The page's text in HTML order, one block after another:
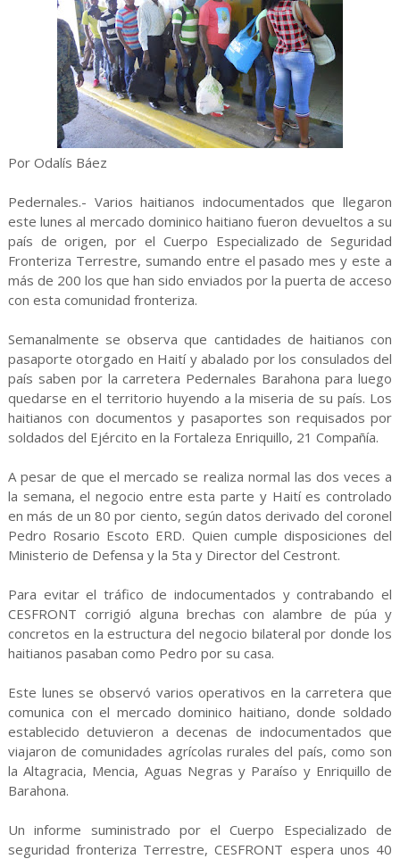
Por Odalís Báez
Pedernales.- Varios haitianos indocumentados que llegaron
este lunes al mercado dominico haitiano fueron devueltos a su
país de origen, por el Cuerpo Especializado de Seguridad
Fronteriza Terrestre, sumando entre el pasado mes y este a
más de 200 los que han sido enviados por la puerta de acceso
con esta comunidad fronteriza.
Semanalmente se observa que cantidades de haitianos con
pasaporte otorgado en Haití y abalado por los consulados del
país saben por la carretera Pedernales Barahona para luego
quedarse en el territorio huyendo a la miseria de su país. Los
haitianos con documentos y pasaportes son requisados por
soldados del Ejército en la Fortaleza Enriquillo, 21 Compañía.
A pesar de que el mercado se realiza normal las dos veces a
la semana, el negocio entre esta parte y Haití es controlado
en más de un 80 por ciento, según datos derivado del coronel
Pedro Rosario Escoto ERD. Quien cumple disposiciones del
Ministerio de Defensa y la 5ta y Director del Cestront.
Para evitar el tráfico de indocumentados y contrabando el
CESFRONT corrigió alguna brechas con alambre de púa y
concretos en la estructura del negocio bilateral por donde los
haitianos pasaban como Pedro por su casa.
Este lunes se observó varios operativos en la carretera que
comunica con el mercado dominico haitiano, donde soldado
establecido detuvieron a decenas de indocumentados que
viajaron de comunidades agrícolas rurales del país, como son
la Altagracia, Mencia, Aguas Negras y Paraíso y Enriquillo de
Barahona.
Un informe suministrado por el Cuerpo Especializado de
seguridad fronteriza Terrestre, CESFRONT espera unos 40